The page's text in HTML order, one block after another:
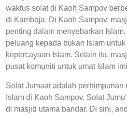
waktus solat di Kaoh Sampov
di Kamboja. Di Kaoh Sampov,
penting dalam menyebarkan
peluang kepada bukan Islam
kepercayaan Islam. Selain itu,
pusat komuniti untuk umat Islam
Solat Jumaat adalah perhimpunan
Islam di Kaoh Sampov. Solat
di masjid utama bandar. Di sini,